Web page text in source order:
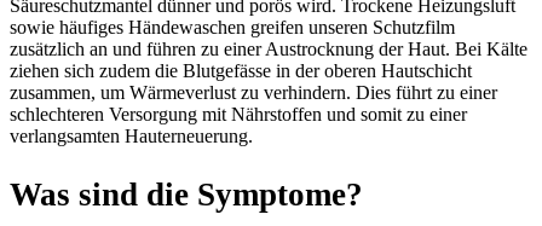
Säureschutzmantel dünnerund porös wird. Trockene Heizungsluft
sowie häufiges Händewaschen greifen unseren Schutzfilm
zusätzlich an und führen zu einer Austrocknung der Haut. Bei Kälte
ziehen sich zudem die Blutgefässe in der oberen Hautschicht
zusammen, um Wärmeverlust zu verhindern. Dies führt zu einer
schlechteren Versorgung mit Nährstoffen und somit zu einer
verlangsamten Hauterneuerung.
Was sind die Symptome?